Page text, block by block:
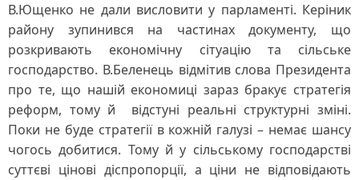
В.Ющенко не дали висловити у парламенті. Керіник
району зупинився на частинах документу, що
розкривають економічну сітуацію та сільське
господарство. В.Беленець відмітив слова Президента
про те, що нашій економиці зараз бракує стратегія
реформ, тому й відстуні реальні структурні зміні.
Поки не буде стратегії в кожній галузі – немає шансу
чогось добитися. Тому й у сільському господарстві
суттєві цінові діспропорції, а ціни не відповідають